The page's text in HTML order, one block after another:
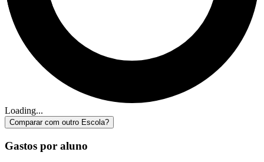
Loading...
Comparar com outro Escola?
Gastos por aluno